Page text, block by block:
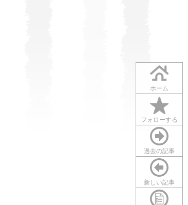
ホーム
フォローする
過去の記事
新しい記事